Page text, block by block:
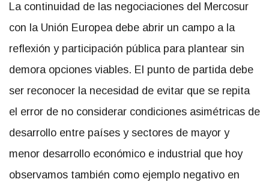
La continuidad de las negociaciones del Mercosur
con la Unión Europea debe abrir un campo a la
reflexión y participación pública para plantear sin
demora opciones viables. El punto de partida debe
ser reconocer la necesidad de evitar que se repita
el error de no considerar condiciones asimétricas de
desarrollo entre países y sectores de mayor y
menor desarrollo económico e industrial que hoy
observamos también como ejemplo negativo en